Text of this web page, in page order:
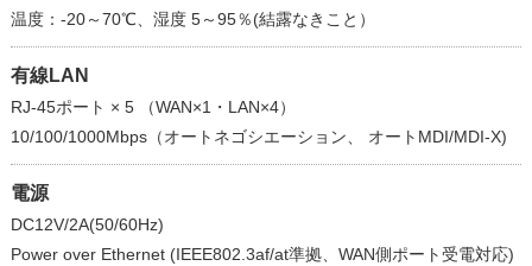
温度：-20～70℃、湿度 5～95％(結露なきこと）
有線LAN
RJ-45ポート × 5 （WAN×1・LAN×4）
10/100/1000Mbps（オートネゴシエーション、 オートMDI/MDI-X)
電源
DC12V/2A(50/60Hz)
Power over Ethernet (IEEE802.3af/at準拠、WAN側ポート受電対応)